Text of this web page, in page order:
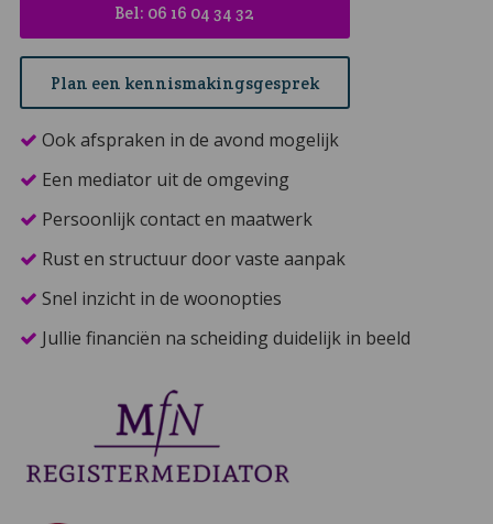
Bel: 06 16 04 34 32
Plan een kennismakingsgesprek
Ook afspraken in de avond mogelijk
Een mediator uit de omgeving
Persoonlijk contact en maatwerk
Rust en structuur door vaste aanpak
Snel inzicht in de woonopties
Jullie financiën na scheiding duidelijk in beeld